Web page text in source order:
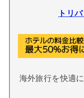
トリ
海外旅行を快適